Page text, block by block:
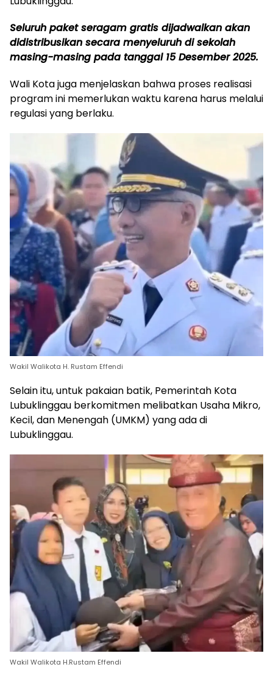
Seluruh paket seragam gratis dijadwalkan akan
didistribusikan secara menyeluruh di sekolah
masing-masing pada tanggal 15 Desember 2025.
Wali Kota juga menjelaskan bahwa proses realisasi
program ini memerlukan waktu karena harus melalui
regulasi yang berlaku.
Wakil Walikota H. Rustam Effendi
Selain itu, untuk pakaian batik, Pemerintah Kota
Lubuklinggau berkomitmen melibatkan Usaha Mikro,
Kecil, dan Menengah (UMKM) yang ada di
Lubuklinggau.
Wakil Walikota H.Rustam Effendi